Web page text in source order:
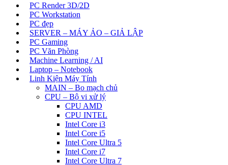
PC Render 3D/2D
PC Workstation
PC đẹp
SERVER – MÁY ẢO – GIẢ LẬP
PC Gaming
PC Văn Phòng
Machine Learning / AI
Laptop – Notebook
Linh Kiện Máy Tính
MAIN – Bo mạch chủ
CPU – Bộ vi xử lý
CPU AMD
CPU INTEL
Intel Core i3
Intel Core i5
Intel Core Ultra 5
Intel Core i7
Intel Core Ultra 7